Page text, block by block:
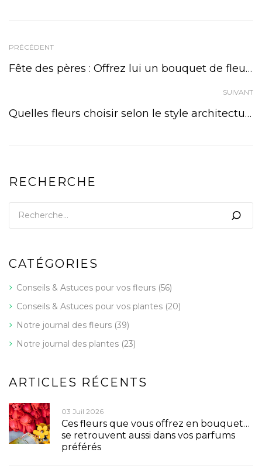
PRÉCÉDENT
Fête des pères : Offrez lui un bouquet de fleurs
SUIVANT
Quelles fleurs choisir selon le style architectural de votre maison rénovée ?
RECHERCHE
CATÉGORIES
Conseils & Astuces pour vos fleurs (56)
Conseils & Astuces pour vos plantes (20)
Notre journal des fleurs (39)
Notre journal des plantes (23)
ARTICLES RÉCENTS
03 Juil 2026
Ces fleurs que vous offrez en bouquet…
se retrouvent aussi dans vos parfums
préférés